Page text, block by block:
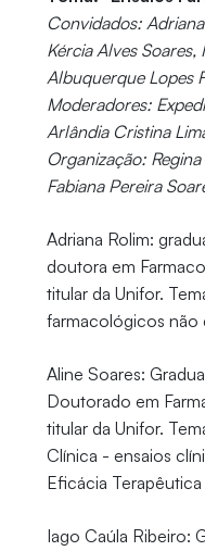
Convidados:
Kércia Alves
Albuquerque Lopes
Moderadores:
Arlândia Cristina
Organização:
Fabiana Pereira
Adriana Rolim:
doutora em
titular da Unifor.
farmacológicos não
Aline Soares:
Doutorado em
titular da Unifor.
Clínica - ensaios
Eficácia
Iago Caúla Ribeiro: